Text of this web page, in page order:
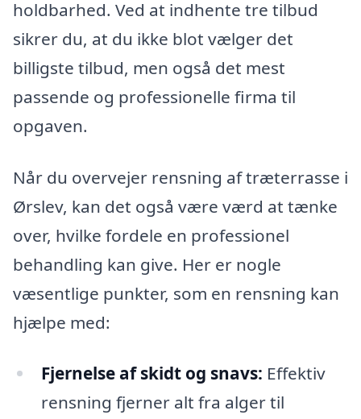
holdbarhed. Ved at indhente tre tilbud
sikrer du, at du ikke blot vælger det
billigste tilbud, men også det mest
passende og professionelle firma til
opgaven.
Når du overvejer rensning af træterrasse i
Ørslev, kan det også være værd at tænke
over, hvilke fordele en professionel
behandling kan give. Her er nogle
væsentlige punkter, som en rensning kan
hjælpe med:
Fjernelse af skidt og snavs: Effektiv
rensning fjerner alt fra alger til